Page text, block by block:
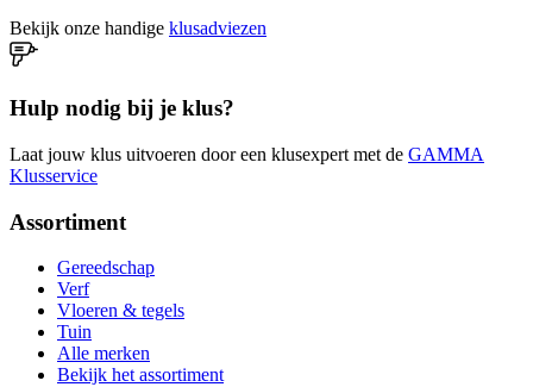
Bekijk onze handige klusadviezen
Hulp nodig bij je klus?
Laat jouw klus uitvoeren door een klusexpert met de GAMMA
Klusservice
Assortiment
Gereedschap
Verf
Vloeren & tegels
Tuin
Alle merken
Bekijk het assortiment